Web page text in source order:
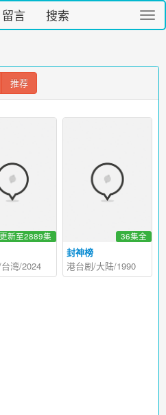
切
换
留言 搜索
推荐
更新至2889集
湾/2024
封神榜
36集全
港台剧/大陆/1990